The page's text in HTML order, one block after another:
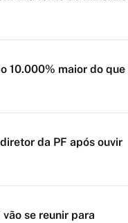
10.000% maior do que
da PF após ouvir
se reunir para